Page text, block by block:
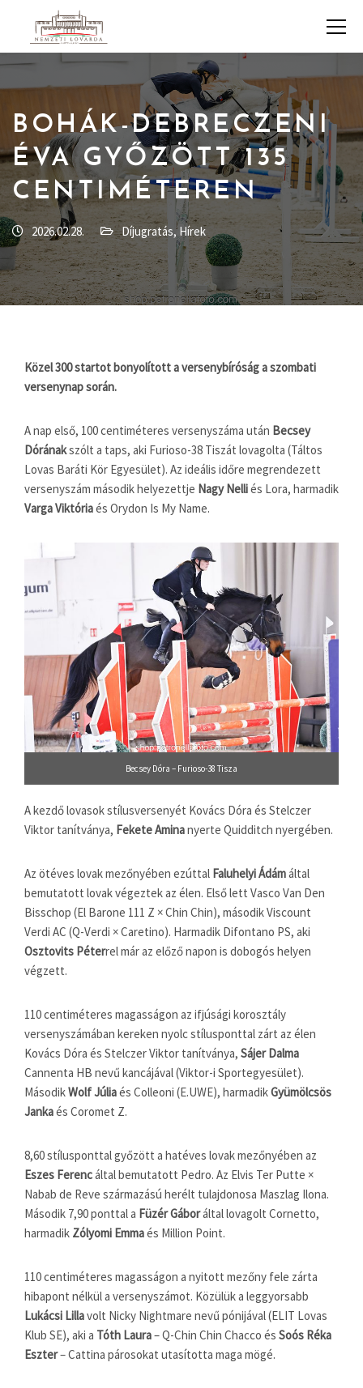
BOHÁK-DEBRECZENI
ÉVA GYŐZÖTT 135
CENTIMÉTEREN
2026.02.28. Díjugratás,Hírek
Közel 300 startot bonyolított a versenybíróság a szombati
versenynap során.
A nap első, 100 centiméteres versenyszáma után Becsey
Dóránakszólt a taps, aki Furioso-38 Tiszát lovagolta (Táltos
Lovas Baráti Kör Egyesület). Az ideális időre megrendezett
versenyszám második helyezettje Nagy Nelliés Lora, harmadik
Varga Viktóriaés Orydon Is My Name.
Becsey Dóra – Furioso-38 Tisza
A kezdő lovasok stílusversenyét Kovács Dóra és Stelczer
Viktor tanítványa, Fekete Aminanyerte Quidditch nyergében.
Az ötéves lovak mezőnyében ezúttal Faluhelyi Ádámáltal
bemutatott lovak végeztek az élen. Első lett Vasco Van Den
Bisschop (El Barone 111 Z × Chin Chin), második Viscount
Verdi AC (Q-Verdi × Caretino). Harmadik Difontano PS, aki
Osztovits Péterrel már az előző napon is dobogós helyen
végzett.
110 centiméteres magasságon az ifjúsági korosztály
versenyszámában kereken nyolc stílusponttal zárt az élen
Kovács Dóra és Stelczer Viktor tanítványa, Sájer Dalma
Cannenta HB nevű kancájával (Viktor-i Sportegyesület).
MásodikWolf Júliaés Colleoni (E.UWE), harmadikGyümölcsös
Jankaés Coromet Z.
8,60 stílusponttal győzött a hatéves lovak mezőnyében az
Eszes Ferencáltal bemutatott Pedro. Az Elvis Ter Putte ×
Nabab de Reve származású herélt tulajdonosa Maszlag Ilona.
Második 7,90 ponttal a Füzér Gáboráltal lovagolt Cornetto,
harmadik Zólyomi Emmaés Million Point.
110 centiméteres magasságon a nyitott mezőny fele zárta
hibapont nélkül a versenyszámot. Közülük a leggyorsabb
Lukácsi Lillavolt Nicky Nightmare nevű pónijával (ELIT Lovas
Klub SE), aki a Tóth Laura– Q-Chin Chin Chacco és Soós Réka
Eszter– Cattina párosokat utasította maga mögé.